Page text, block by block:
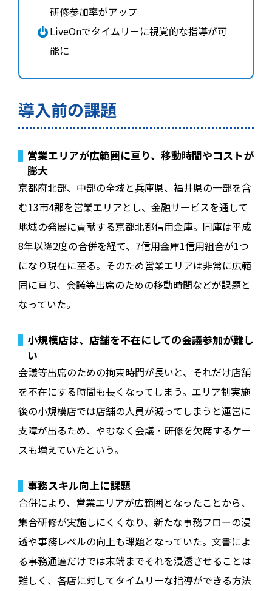
研修参加率がアップ
LiveOnでタイムリーに視覚的な指導が可
能に
導入前の課題
営業エリアが広範囲に亘り、移動時間やコストが
膨大
京都府北部、中部の全域と兵庫県、福井県の一部を含
む13市4郡を営業エリアとし、金融サービスを通して
地域の発展に貢献する京都北都信用金庫。同庫は平成
8年以降2度の合併を経て、7信用金庫1信用組合が1つ
になり現在に至る。そのため営業エリアは非常に広範
囲に亘り、会議等出席のための移動時間などが課題と
なっていた。
小規模店は、店舗を不在にしての会議参加が難し
い
会議等出席のための拘束時間が長いと、それだけ店舗
を不在にする時間も長くなってしまう。エリア制実施
後の小規模店では店舗の人員が減ってしまうと運営に
支障が出るため、やむなく会議・研修を欠席するケー
スも増えていたという。
事務スキル向上に課題
合併により、営業エリアが広範囲となったことから、
集合研修が実施しにくくなり、新たな事務フローの浸
透や事務レベルの向上も課題となっていた。文書によ
る事務通達だけでは末端までそれを浸透させることは
難しく、各店に対してタイムリーな指導ができる方法